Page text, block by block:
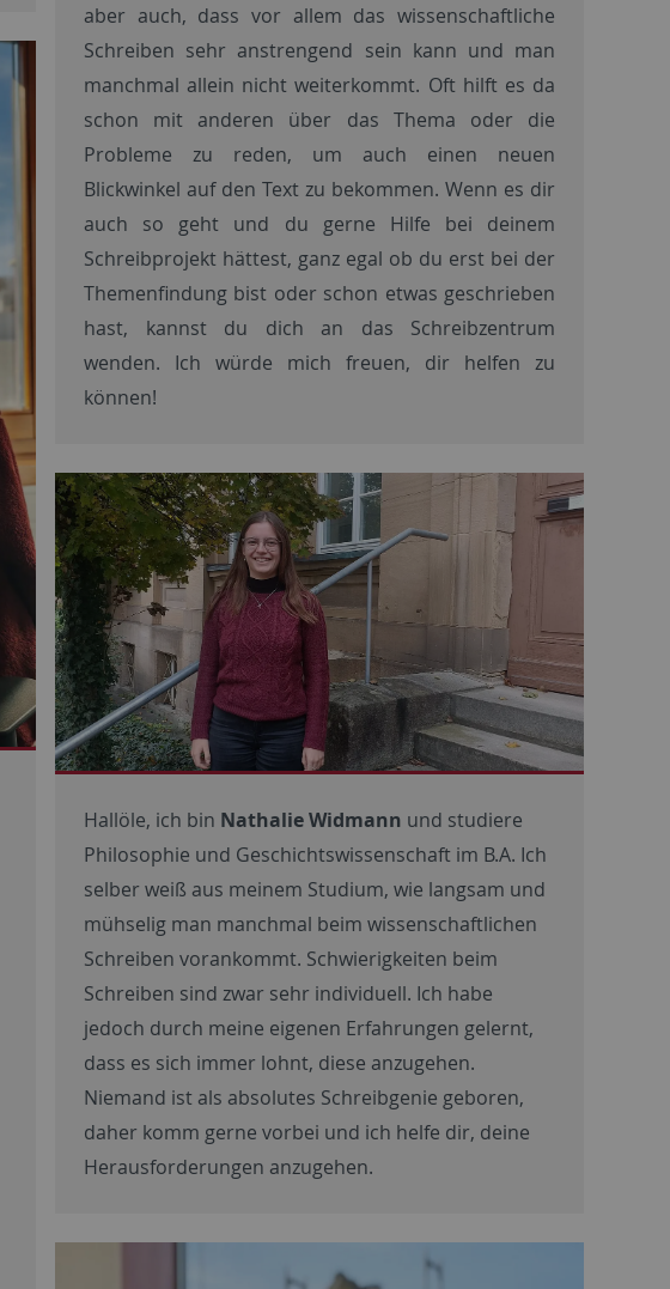
aber auch, dass vor allem das wissenschaftliche
Schreiben sehr anstrengend sein kann und man
manchmal allein nicht weiterkommt. Oft hilft es da
schon mit anderen über das Thema oder die
Probleme zu reden, um auch einen neuen
Blickwinkel auf den Text zu bekommen. Wenn es dir
auch so geht und du gerne Hilfe bei deinem
Schreibprojekt hättest, ganz egal ob du erst bei der
Themenfindung bist oder schon etwas geschrieben
hast, kannst du dich an das Schreibzentrum
wenden. Ich würde mich freuen, dir helfen zu
können!
Hallöle, ich bin Nathalie Widmann und studiere
Philosophie und Geschichtswissenschaft im B.A. Ich
selber weiß aus meinem Studium, wie langsam und
mühselig man manchmal beim wissenschaftlichen
Schreiben vorankommt. Schwierigkeiten beim
Schreiben sind zwar sehr individuell. Ich habe
jedoch durch meine eigenen Erfahrungen gelernt,
dass es sich immer lohnt, diese anzugehen.
Niemand ist als absolutes Schreibgenie geboren,
daher komm gerne vorbei und ich helfe dir, deine
Herausforderungen anzugehen.